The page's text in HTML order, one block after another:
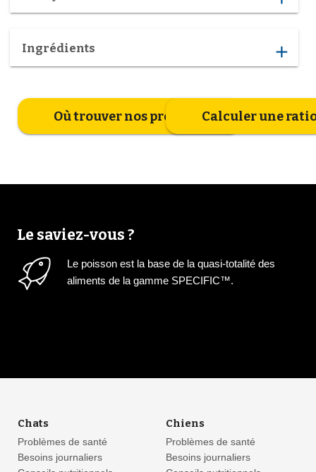
Ingrédients add
Où trouver nos produitsCalculer une
Le saviez-vous ?
Le poisson est la base de la quasi-totalité des
aliments de la gamme SPECIFIC™.
Chats
Problèmes de santé
Besoins journaliers
Chiens
Problèmes de santé
Besoins journaliers